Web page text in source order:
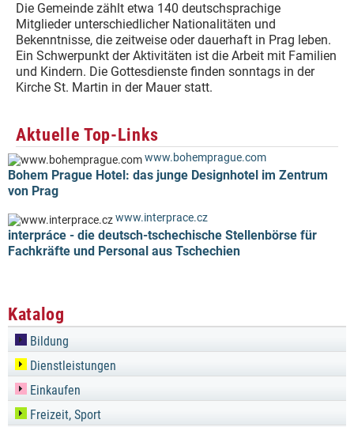
Die Gemeinde zählt etwa 140 deutschsprachige
Mitglieder unterschiedlicher Nationalitäten und
Bekenntnisse, die zeitweise oder dauerhaft in Prag leben.
Ein Schwerpunkt der Aktivitäten ist die Arbeit mit Familien
und Kindern. Die Gottesdienste finden sonntags in der
Kirche St. Martin in der Mauer statt.
Aktuelle Top-Links
www.bohemprague.com
Bohem Prague Hotel: das junge Designhotel im Zentrum
von Prag
www.interprace.cz
interpráce - die deutsch-tschechische Stellenbörse für
Fachkräfte und Personal aus Tschechien
Katalog
Bildung
Dienstleistungen
Einkaufen
Freizeit, Sport